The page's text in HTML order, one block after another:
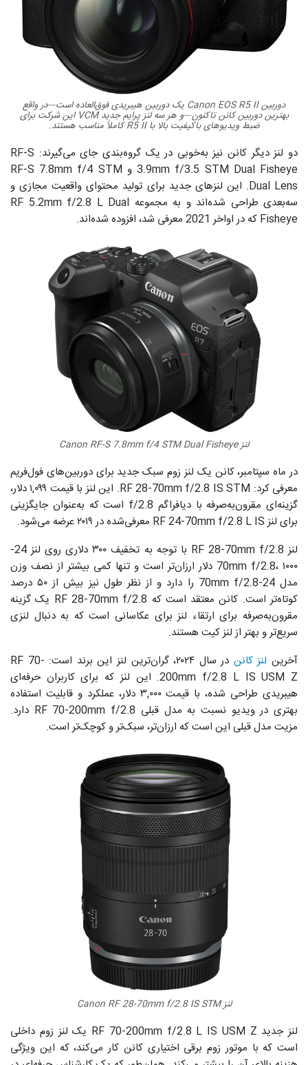
دوربین Canon EOS R5 II یک دوربین هیبریدی فوق‌العاده است—در واقع
بهترین دوربین کانن تاکنون—و هر سه لنز پرایم جدید VCM این شرکت برای
ضبط ویدیوهای باکیفیت بالا با R5 II کاملاً مناسب هستند.
دو لنز دیگر کانن نیز به‌خوبی در یک گروه‌بندی جای می‌گیرند: RF-S
3.9mm f/3.5 STM Dual Fisheye و RF-S 7.8mm f/4 STM
Dual Lens. این لنزهای جدید برای تولید محتوای واقعیت مجازی و
سه‌بعدی طراحی شده‌اند و به مجموعه RF 5.2mm f/2.8 L Dual
Fisheye که در اواخر 2021 معرفی شد، افزوده شده‌اند.
لنز Canon RF-S 7.8mm f/4 STM Dual Fisheye
در ماه سپتامبر، کانن یک لنز زوم سبک جدید برای دوربین‌های فول‌فریم
معرفی کرد: RF 28-70mm f/2.8 IS STM. این لنز با قیمت ۱,۰۹۹ دلار،
گزینه‌ای مقرون‌به‌صرفه با دیافراگم f/2.8 است که به‌عنوان جایگزینی
برای لنز RF 24-70mm f/2.8 L IS معرفی‌شده در ۲۰۱۹ عرضه می‌شود.
لنز RF 28-70mm f/2.8 با توجه به تخفیف ۳۰۰ دلاری روی لنز 24-
70mm f/2.8، ۱۰۰۰ دلار ارزان‌تر است و تنها کمی بیشتر از نصف وزن
مدل 24-70mm f/2.8 را دارد و از نظر طول نیز بیش از ۵۰ درصد
کوتاه‌تر است. کانن معتقد است که RF 28-70mm f/2.8 یک گزینه
مقرون‌به‌صرفه برای ارتقاء لنز برای عکاسانی است که به دنبال لنزی
سریع‌تر و بهتر از لنز کیت هستند.
آخرینلنز کانن
در سال ۲۰۲۴، گران‌ترین لنز این برند است: RF 70-
200mm f/2.8 L IS USM Z. این لنز که برای کاربران حرفه‌ای
هیبریدی طراحی شده، با قیمت ۳,۰۰۰ دلار، عملکرد و قابلیت استفاده
بهتری در ویدیو نسبت به مدل قبلی RF 70-200mm f/2.8 دارد.
مزیت مدل قبلی این است که ارزان‌تر، سبک‌تر و کوچک‌تر است.
لنز Canon RF 28-70mm f/2.8 IS STM
لنز جدید RF 70-200mm f/2.8 L IS USM Z یک لنز زوم داخلی
است که با موتور زوم برقی اختیاری کانن کار می‌کند، که این ویژگی